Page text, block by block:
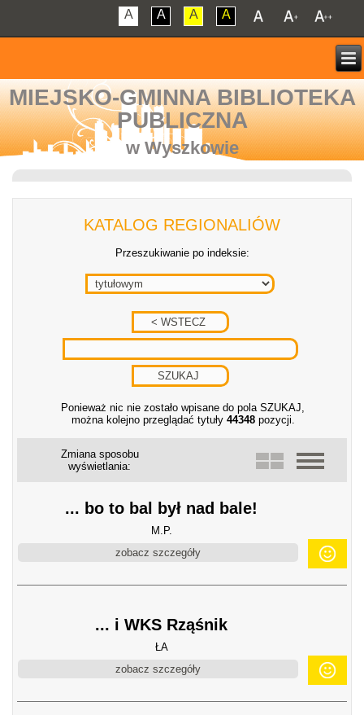
A A A A
MIEJSKO-GMINNA BIBLIOTEKA
PUBLICZNA
w Wyszkowie
KATALOG REGIONALIÓW
Przeszukiwanie po indeksie:
Ponieważ nic nie zostało wpisane do pola SZUKAJ,
można kolejno przeglądać tytuły 44348pozycji.
Zmiana sposobu
wyświetlania:
... bo to bal był nad bale!
M.P.
zobacz szczegóły
... i WKS Rząśnik
ŁA
zobacz szczegóły